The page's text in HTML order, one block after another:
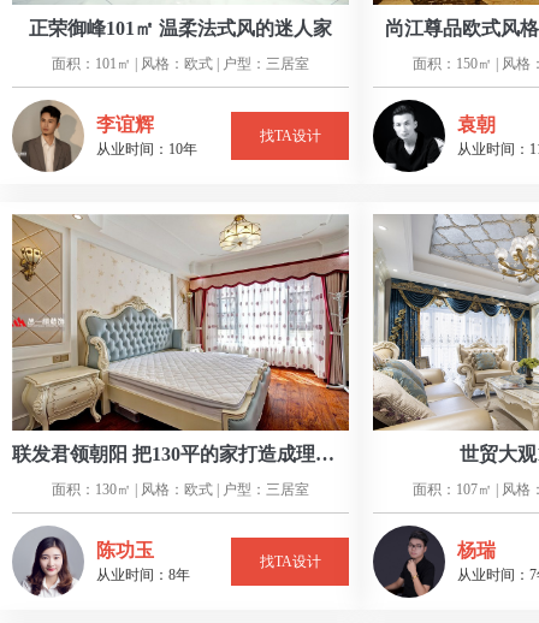
正荣御峰101㎡ 温柔法式风的迷人家
面积：101㎡ | 风格：欧式 | 户型：三居室
李谊辉
从业时间：10年
找TA设计
尚江尊品欧式风
面积：150㎡ | 风格
袁朝
从业时间：
联发君领朝阳 把130平的家打造成理想模样
面积：130㎡ | 风格：欧式 | 户型：三居室
陈功玉
从业时间：8年
找TA设计
世贸大
面积：107㎡ | 风格
杨瑞
从业时间：